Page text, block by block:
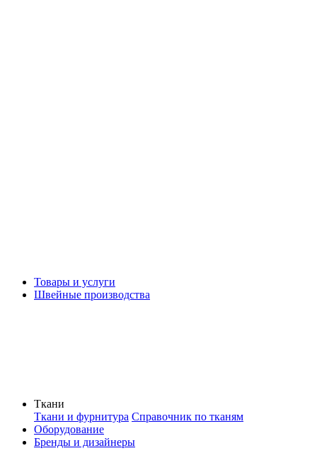
Товары и услуги
Швейные производства
Ткани
Ткани и фурнитура Справочник по тканям
Оборудование
Бренды и дизайнеры